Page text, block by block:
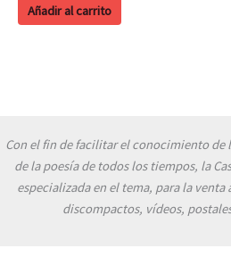
was:
is:
$ 15.000.
Añadir al carrito
Con el fin de facilitar el conocimiento de
de la poesía de todos los tiempos, la
especializada en el tema, para la
discompactos, vídeos,